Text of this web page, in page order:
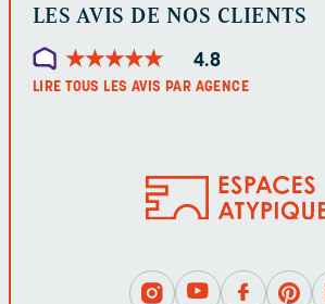
LES AVIS DE NOS CLIENTS
★★★★★
★★★★★ 4.8
LIRE TOUS LES AVIS PAR AGENCE